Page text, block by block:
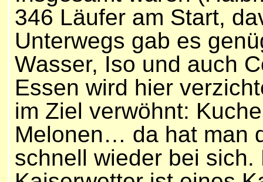
346 Läufer am Start,
Unterwegs gab es
Wasser, Iso und auch
Essen wird hier
im Ziel verwöhnt:
Melonen… da hat man
schnell wieder bei